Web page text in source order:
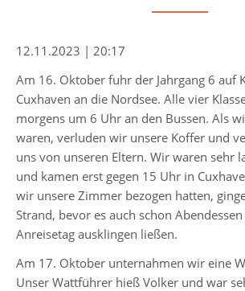
Schulleiter
Stufenleitung
Jg.
5-
6
Stufenleitung
Jg.
8
12.11.2023 | 20:17
Am 16. Oktober fuhr der Jahrgang 6 auf
Cuxhaven an die Nordsee. Alle vier
morgens um 6 Uhr an den Bussen. Als
waren, verluden wir unsere Koffer und
uns von unseren Eltern. Wir waren sehr
und kamen erst gegen 15 Uhr in
wir unsere Zimmer bezogen hatten,
Strand, bevor es auch schon
Anreisetag ausklingen ließen.
Am 17. Oktober unternahmen wir eine
Unser Wattführer hieß Volker und war